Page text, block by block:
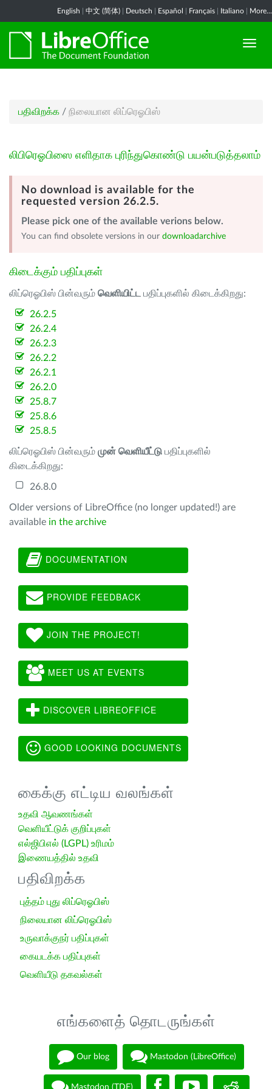
English 中文 (简体) Deutsch Español Français Italiano More...
பதிவிறக்க / நிலையான லிப்ரெஓபிஸ்
லிபிரெஓபிஸை எளிதாக புரிந்துகொண்டு பயன்படுத்தலாம்
No download is available for the
requested version 26.2.5.
Please pick one of the available verions below.
You can find obsolete versions in our downloadarchive
கிடைக்கும் பதிப்புகள்
லிப்ரெஓபிஸ் பின்வரும் வெளியிட்ட பதிப்புகளில் கிடைக்கிறது:
26.2.5
26.2.4
26.2.3
26.2.2
26.2.1
26.2.0
25.8.7
25.8.6
25.8.5
லிப்ரெஓபிஸ் பின்வரும் முன் வெளியீட்டு பதிப்புகளில்
கிடைக்கிறது:
26.8.0
Older versions of LibreOffice (no longer updated!) are
available in the archive
DOCUMENTATION
PROVIDE FEEDBACK
JOIN THE PROJECT!
MEET US AT EVENTS
DISCOVER LIBREOFFICE
GOOD LOOKING DOCUMENTS
கைக்கு எட்டிய வலங்கள்
உதவி ஆவணங்கள்
வெளியீட்டுக் குறிப்புகள்
எல்ஜிபிஎல் (LGPL) உரிமம்
இணையத்தில் உதவி
பதிவிறக்க
புத்தம் புது லிப்ரெஓபிஸ்
நிலையான லிப்ரெஓபிஸ்
உருவாக்குநர் பதிப்புகள்
கையடக்க பதிப்புகள்
வெளியீடு தகவல்கள்
எங்களைத் தொடருங்கள்
Our blog Mastodon (LibreOffice)
Mastodon (TDF)